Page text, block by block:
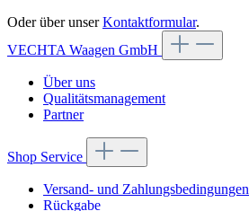
Oder über unserKontaktformular.
VECHTA Waagen GmbH
Über uns
Qualitätsmanagement
Partner
Shop Service
Versand- und Zahlungsbedingungen
Rückgabe